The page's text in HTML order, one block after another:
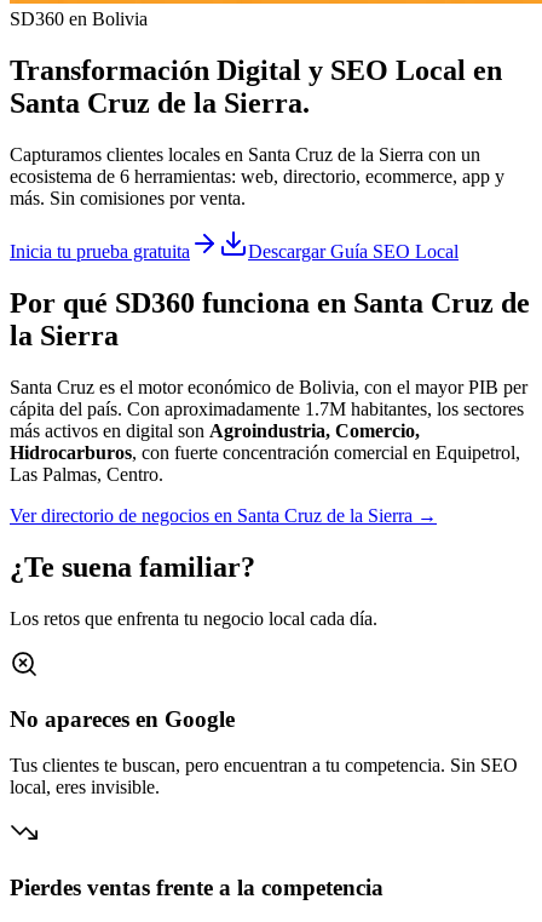
SD360 en Bolivia
Transformación Digital y SEO Local en
Santa Cruz de la Sierra.
Capturamos clientes locales en Santa Cruz de la Sierra con un
ecosistema de 6 herramientas: web, directorio, ecommerce, app y
más. Sin comisiones por venta.
Inicia tu prueba gratuita Descargar Guía SEO Local
Por qué SD360 funciona en Santa Cruz de
la Sierra
Santa Cruz es el motor económico de Bolivia, con el mayor PIB per
cápita del país. Con aproximadamente 1.7M habitantes, los sectores
más activos en digital son Agroindustria, Comercio,
Hidrocarburos, con fuerte concentración comercial en Equipetrol,
Las Palmas, Centro.
Ver directorio de negocios en Santa Cruz de la Sierra →
¿Te suena familiar?
Los retos que enfrenta tu negocio local cada día.
No apareces en Google
Tus clientes te buscan, pero encuentran a tu competencia. Sin SEO
local, eres invisible.
Pierdes ventas frente a la competencia